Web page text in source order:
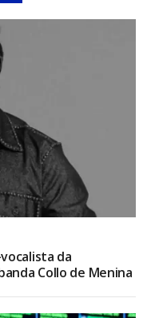
da
Collo de Menina